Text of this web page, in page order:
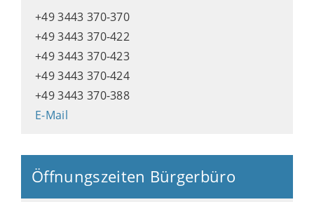
+49 3443 370-370
+49 3443 370-422
+49 3443 370-423
+49 3443 370-424
+49 3443 370-388
E-Mail
Öffnungszeiten Bürgerbüro